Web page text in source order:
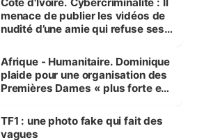
menace de publier les vidéos de
nudité d’une amie qui refuse ses
Afrique - Humanitaire. Dominique
plaide pour une organisation des
Premières Dames « plus forte et
sur la scène internationale »
TF1 : une photo fake qui fait des
vagues